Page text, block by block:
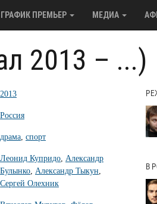
ГРАФИК ПРЕМЬЕР МЕДИА
2013 – ...)
2013
Россия
драма, спорт
Леонид Купридо, Александр
Булынко, Александр Тыкун,
Сергей Олехник
В